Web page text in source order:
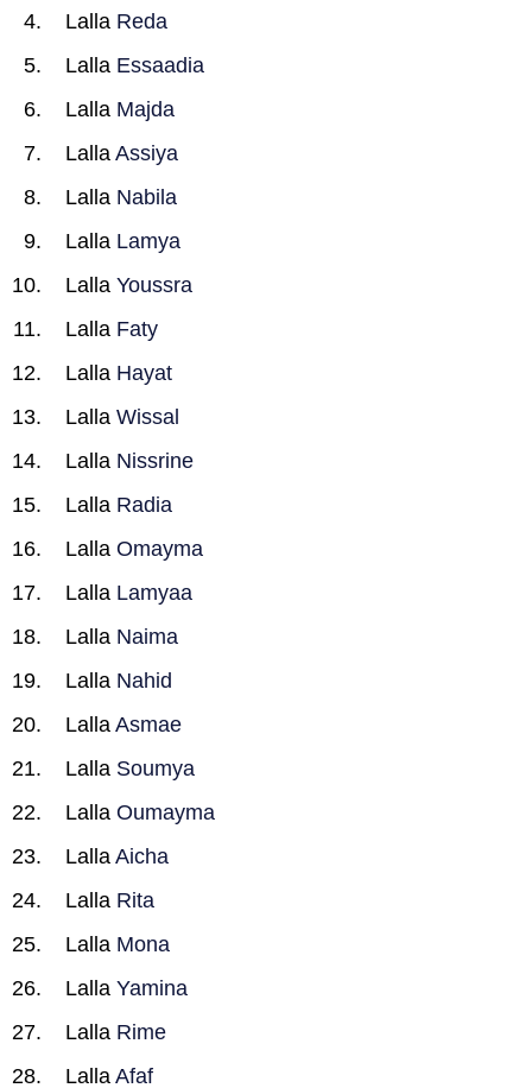
Lalla Reda
Lalla Essaadia
Lalla Majda
Lalla Assiya
Lalla Nabila
Lalla Lamya
Lalla Youssra
Lalla Faty
Lalla Hayat
Lalla Wissal
Lalla Nissrine
Lalla Radia
Lalla Omayma
Lalla Lamyaa
Lalla Naima
Lalla Nahid
Lalla Asmae
Lalla Soumya
Lalla Oumayma
Lalla Aicha
Lalla Rita
Lalla Mona
Lalla Yamina
Lalla Rime
Lalla Afaf